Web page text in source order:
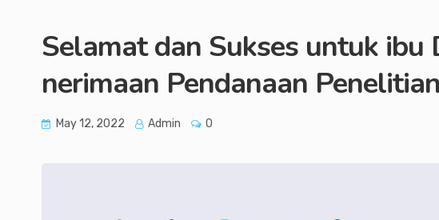
Selamat dan Sukses untuk ibu
nerimaan Pendanaan
May 12, 2022 Admin 0